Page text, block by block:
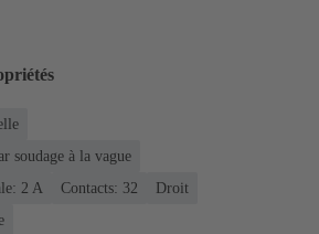
soudage à la vague
‌2 A
Contacts: 32
Droit